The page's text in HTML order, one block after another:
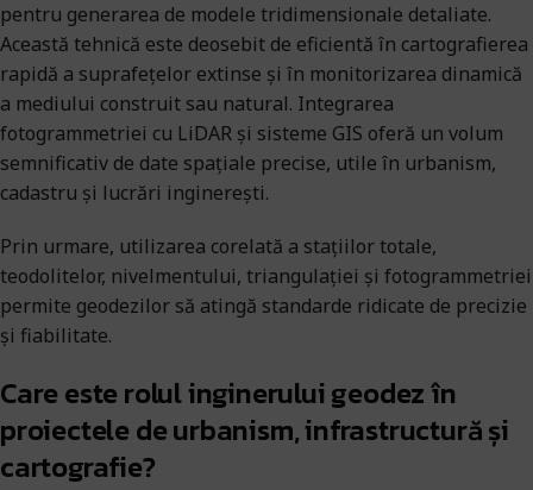
pentru generarea de modele tridimensionale detaliate.
Această tehnică este deosebit de eficientă în cartografierea
rapidă a suprafețelor extinse și în monitorizarea dinamică
a mediului construit sau natural. Integrarea
fotogrammetriei cu LiDAR și sisteme GIS oferă un volum
semnificativ de date spațiale precise, utile în urbanism,
cadastru și lucrări inginerești.
Prin urmare, utilizarea corelată a stațiilor totale,
teodolitelor, nivelmentului, triangulației și fotogrammetriei
permite geodezilor să atingă standarde ridicate de precizie
și fiabilitate.
Care este rolul inginerului geodez în
proiectele de urbanism, infrastructură și
cartografie?